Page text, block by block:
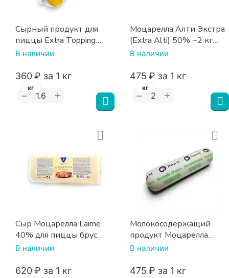
Сырный продукт для
пиццы Extra Topping
50% Фрэскочиз
В наличии
‍360‍₽ за 1 кг
− +
кг
Моцарелла Алти Экстра
(Extra Alti) 50% ~2 кг
белково-жировой
В наличии
‍475‍ ₽ за 1 кг
− +
кг
Сыр Моцарелла Laime
40% для пиццы брус
~2,5 кг Беларусь
В наличии
‍620‍₽ за 1 кг
Молокосодержащий
продукт Моцарелла
«Премиум (Premium)»
В наличии
‍475‍ ₽ за 1 кг